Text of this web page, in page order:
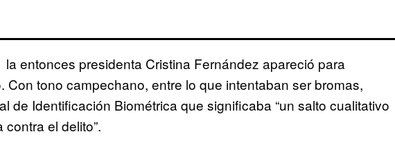
entonces presidenta Cristina Fernández apareció para
Con tono campechano, entre lo que intentaban ser bromas,
de Identificación Biométrica que significaba “un salto cualitativo
el delito”.